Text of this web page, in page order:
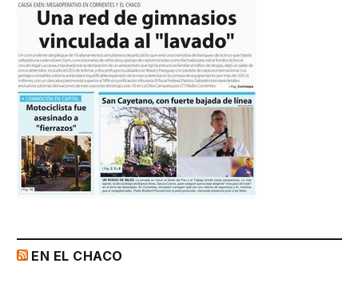
EN EL CHACO